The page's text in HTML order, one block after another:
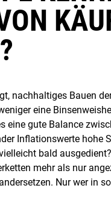
nachhaltiges Bauen
eine
eine gute Balance
Inflationswerte
bald
mehr als nur
Nur wer in